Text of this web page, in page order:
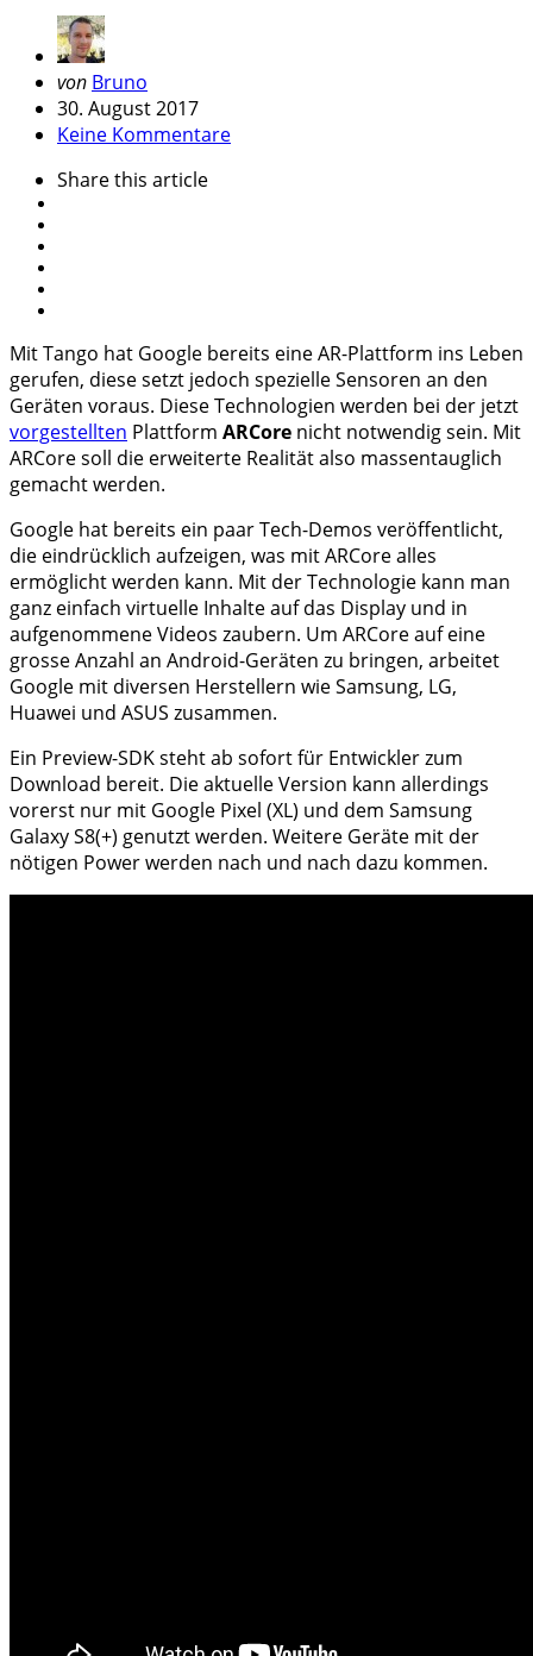
Geschrieben
von
von Bruno
30. August 2017
Keine Kommentare
Sharethis article
Mit Tango hat Google bereits eine AR-Plattform ins Leben
gerufen, diese setzt jedoch spezielle Sensoren an den
Geräten voraus. Diese Technologien werden bei der jetzt
vorgestellten Plattform ARCore nicht notwendig sein. Mit
ARCore soll die erweiterte Realität also massentauglich
gemacht werden.
Google hat bereits ein paar Tech-Demos veröffentlicht,
die eindrücklich aufzeigen, was mit ARCore alles
ermöglicht werden kann. Mit der Technologie kann man
ganz einfach virtuelle Inhalte auf das Display und in
aufgenommene Videos zaubern. Um ARCore auf eine
grosse Anzahl an Android-Geräten zu bringen, arbeitet
Google mit diversen Herstellern wie Samsung, LG,
Huawei und ASUS zusammen.
Ein Preview-SDK steht ab sofort für Entwickler zum
Download bereit. Die aktuelle Version kann allerdings
vorerst nur mit Google Pixel (XL) und dem Samsung
Galaxy S8(+) genutzt werden. Weitere Geräte mit der
nötigen Power werden nach und nach dazu kommen.